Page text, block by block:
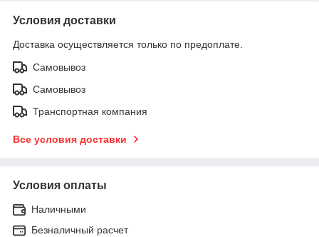
Условия доставки
Доставка осуществляется только по предоплате.
Самовывоз
Самовывоз
Транспортная компания
Все условия доставки
Условия оплаты
Наличными
Безналичный расчет